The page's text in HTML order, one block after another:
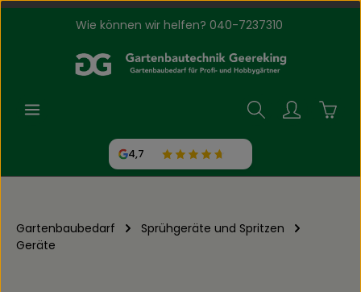
Zum Hauptinhalt springen
Wie können wir helfen? 040-7237310
4,7
Gartenbaubedarf
Sprühgeräte und Spritzen
Geräte